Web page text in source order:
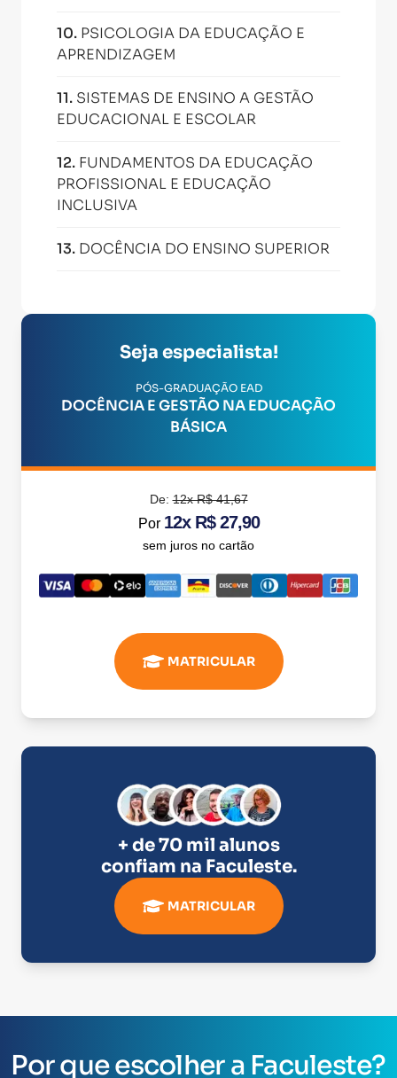
10. PSICOLOGIA DA EDUCAÇÃO E
APRENDIZAGEM
11. SISTEMAS DE ENSINO A GESTÃO
EDUCACIONAL E ESCOLAR
12. FUNDAMENTOS DA EDUCAÇÃO
PROFISSIONAL E EDUCAÇÃO
INCLUSIVA
13. DOCÊNCIA DO ENSINO SUPERIOR
Seja especialista!
PÓS-GRADUAÇÃO EAD
DOCÊNCIA E GESTÃO NA EDUCAÇÃO
BÁSICA
De:12x R$ 41,67
Por 12x R$ 27,90
sem juros no cartão
MATRICULAR
+ de 70 mil alunos
confiam na Faculeste.
MATRICULAR
Por que escolher a Faculeste?